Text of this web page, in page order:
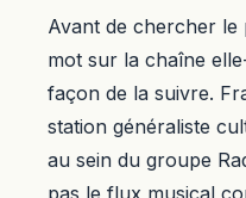
Avant de chercher
mot sur la chaîne
façon de la suivre.
station généraliste
au sein du groupe
pas le flux musical